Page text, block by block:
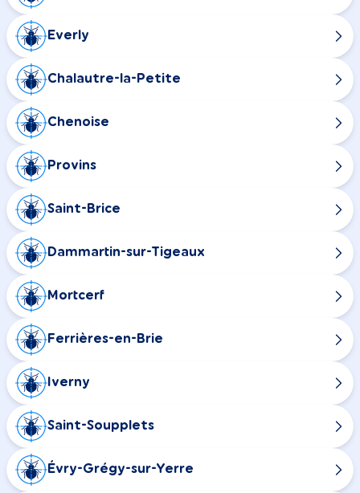
Everly
Chalautre-la-Petite
Chenoise
Provins
Saint-Brice
Dammartin-sur-Tigeaux
Mortcerf
Ferrières-en-Brie
Iverny
Saint-Soupplets
Évry-Grégy-sur-Yerre